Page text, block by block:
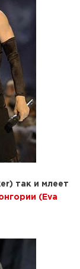
так и млеет
(Eva